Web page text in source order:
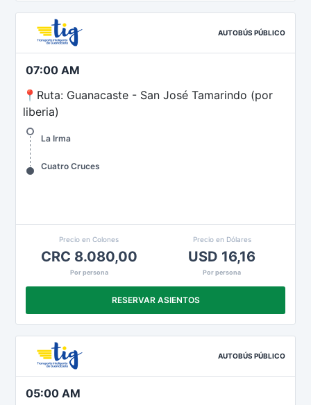
AUTOBÚS PÚBLICO
07:00 AM
📍Ruta: Guanacaste - San José Tamarindo (por
liberia)
La Irma
Cuatro Cruces
Precio en Colones
CRC 8.080,00
Por persona
Precio en Dólares
USD 16,16
Por persona
RESERVAR ASIENTOS
AUTOBÚS PÚBLICO
05:00 AM